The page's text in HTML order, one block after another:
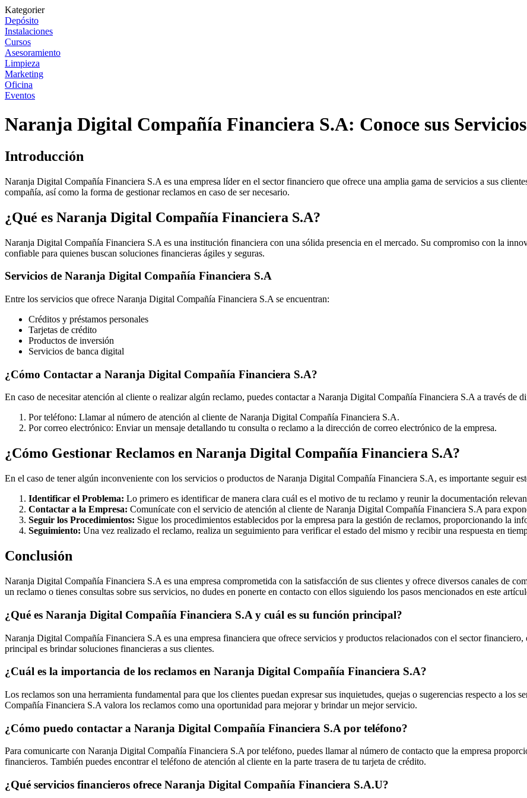
Kategorier
Depósito
Instalaciones
Cursos
Asesoramiento
Limpieza
Marketing
Oficina
Eventos
Naranja Digital Compañía Financiera S.A: Conoce sus
Introducción
Naranja Digital Compañía Financiera S.A es una empresa líder en el sector financiero que ofrece una amplia gama de servicios a sus
compañía, así como la forma de gestionar reclamos en caso de ser necesario.
¿Qué es Naranja Digital Compañía Financiera S.A?
Naranja Digital Compañía Financiera S.A es una institución financiera con una sólida presencia en el mercado. Su compromiso con la
confiable para quienes buscan soluciones financieras ágiles y seguras.
Servicios de Naranja Digital Compañía Financiera S.A
Entre los servicios que ofrece Naranja Digital Compañía Financiera S.A se encuentran:
Créditos y préstamos personales
Tarjetas de crédito
Productos de inversión
Servicios de banca digital
¿Cómo Contactar a Naranja Digital Compañía Financiera S.A?
En caso de necesitar atención al cliente o realizar algún reclamo, puedes contactar a Naranja Digital Compañía Financiera S.A a través de
Por teléfono: Llamar al número de atención al cliente de Naranja Digital Compañía Financiera S.A.
Por correo electrónico: Enviar un mensaje detallando tu consulta o reclamo a la dirección de correo electrónico de la empresa.
¿Cómo Gestionar Reclamos en Naranja Digital Compañía Financiera S.A?
En el caso de tener algún inconveniente con los servicios o productos de Naranja Digital Compañía Financiera S.A, es importante seguir
Identificar el Problema: Lo primero es identificar de manera clara cuál es el motivo de tu reclamo y reunir la documentación
Contactar a la Empresa: Comunícate con el servicio de atención al cliente de Naranja Digital Compañía Financiera S.A para
Seguir los Procedimientos: Sigue los procedimientos establecidos por la empresa para la gestión de reclamos, proporcionando la
Seguimiento: Una vez realizado el reclamo, realiza un seguimiento para verificar el estado del mismo y recibir una respuesta en
Conclusión
Naranja Digital Compañía Financiera S.A es una empresa comprometida con la satisfacción de sus clientes y ofrece diversos canales de
un reclamo o tienes consultas sobre sus servicios, no dudes en ponerte en contacto con ellos siguiendo los pasos mencionados en este
¿Qué es Naranja Digital Compañía Financiera S.A y cuál es su función principal?
Naranja Digital Compañía Financiera S.A es una empresa financiera que ofrece servicios y productos relacionados con el sector
principal es brindar soluciones financieras a sus clientes.
¿Cuál es la importancia de los reclamos en Naranja Digital Compañía Financiera S.A?
Los reclamos son una herramienta fundamental para que los clientes puedan expresar sus inquietudes, quejas o sugerencias respecto a
Compañía Financiera S.A valora los reclamos como una oportunidad para mejorar y brindar un mejor servicio.
¿Cómo puedo contactar a Naranja Digital Compañía Financiera S.A por teléfono?
Para comunicarte con Naranja Digital Compañía Financiera S.A por teléfono, puedes llamar al número de contacto que la empresa
financieros. También puedes encontrar el teléfono de atención al cliente en la parte trasera de tu tarjeta de crédito.
¿Qué servicios financieros ofrece Naranja Digital Compañía Financiera S.A.U?